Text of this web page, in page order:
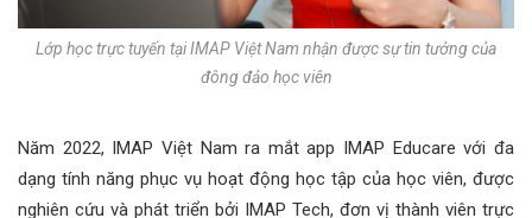
Lớp học trực tuyến tại IMAP Việt Nam nhận được sự tin tưởng của
đông đảo học viên
Năm 2022, IMAP Việt Nam ra mắt app IMAP Educare với đa
dạng tính năng phục vụ hoạt động học tập của học viên, được
nghiên cứu và phát triển bởi IMAP Tech, đơn vị thành viên trực